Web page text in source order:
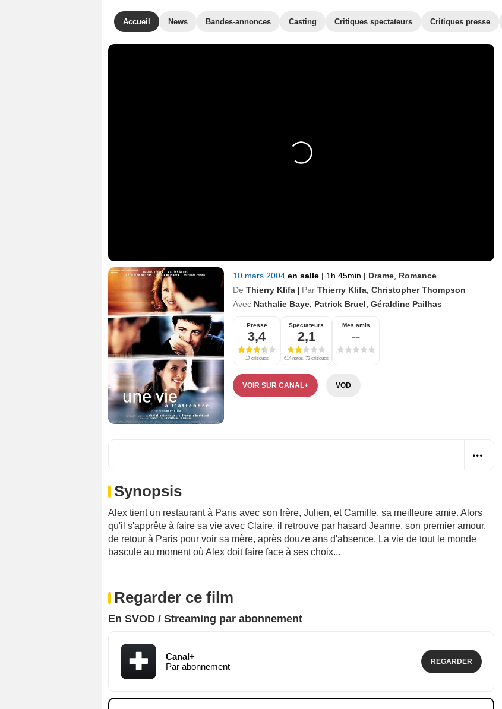
Accueil News Bandes-annonces Casting Critiques spectateurs Critiques presse
10 mars 2004 en salle | 1h 45min | Drame Romance
De Thierry Klifa | Par Thierry Klifa Christopher Thompson
Avec Nathalie Baye Patrick Bruel Géraldine Pailhas
Presse
3,4
17 critiques
Spectateurs
2,1
614 notes, 73 critiques
Mes amis
--
VOIR SUR CANAL+ VOD
Synopsis
Alex tient un restaurant à Paris avec son frère, Julien, et Camille, sa meilleure amie. Alors
qu'il s'apprête à faire sa vie avec Claire, il retrouve par hasard Jeanne, son premier amour,
de retour à Paris pour voir sa mère, après douze ans d'absence. La vie de tout le monde
bascule au moment où Alex doit faire face à ses choix...
Regarder ce film
En SVOD / Streaming par abonnement
Canal+
Par abonnement
REGARDER